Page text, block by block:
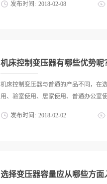
而后者是将变压器两端不同电压或要求
该变压器两端不同的电压不会相互干扰
需要不同阻抗匹配，如某些音响功率放
同控制变压器排名前十名的产品是为电
多种。为降低成本，有些控制变压器只
发布时间: 2018-02-08
机床控制变压器有哪些优势呢
机床控制变压器与普通的产品不同，在
用、验室使用、居家使用、普通办公室
强度大，线路的抗拉性能也可达到标准
耗低，经济性强从内在来看，机床控制
发布时间: 2018-02-02
选择变压器容量应从哪些方面